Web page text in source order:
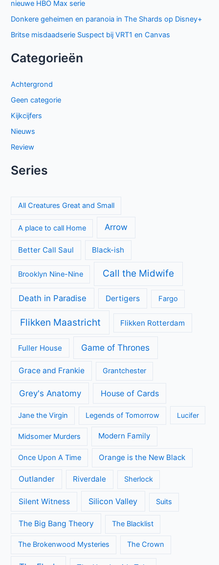
nieuwe HBO Max serie
Populair deze week
GIGN op Netflix: Franse actiethriller vol spanning en elite
Sally Lockhart Mysteries brengt duistere Victoriaanse
klassenstrijd en een gevaarlijke rivaal
Keuzes en gevoelens botsen in seizoen 3 van My Life with
the Walter Boys
Cooper and Fry op BBC NL: Britse misdaadserie vol
Beck seizoen 11 op NPO 3: nieuwe generatie in Zweedse
humor naar Netflix
De andere kant van de Bennet familie komt tot leven in
nieuwe HBO Max serie
Donkere geheimen en paranoia in The Shards op Disney+
Geen categorie
Kijkcijfers
Review
Series
All Creatures Great and Small
A place to call Home Arrow
Better Call Saul Black-ish
Brooklyn Nine-Nine Call the Midwife
Death in Paradise Dertigers
Flikken Maastricht